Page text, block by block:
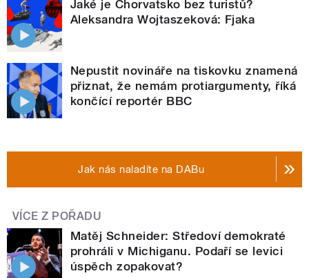
Jaké je Chorvatsko bez turistů?
Aleksandra Wojtaszeková: Fjaka
Nepustit novináře na tiskovku znamená
přiznat, že nemám protiargumenty, říká
končící reportér BBC
Jak nás naladíte na DABu
VÍCE Z POŘADU
Matěj Schneider: Středoví demokraté
prohráli v Michiganu. Podaří se levici
úspěch zopakovat?